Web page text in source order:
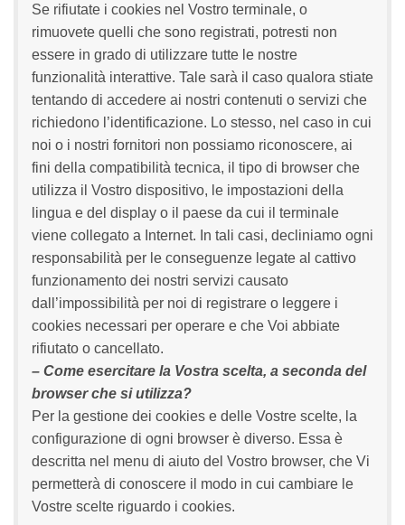
Se rifiutate i cookies nel Vostro terminale, o
rimuovete quelli che sono registrati, potresti non
essere in grado di utilizzare tutte le nostre
funzionalità interattive. Tale sarà il caso qualora stiate
tentando di accedere ai nostri contenuti o servizi che
richiedono l’identificazione. Lo stesso, nel caso in cui
noi o i nostri fornitori non possiamo riconoscere, ai
fini della compatibilità tecnica, il tipo di browser che
utilizza il Vostro dispositivo, le impostazioni della
lingua e del display o il paese da cui il terminale
viene collegato a Internet. In tali casi, decliniamo ogni
responsabilità per le conseguenze legate al cattivo
funzionamento dei nostri servizi causato
dall’impossibilità per noi di registrare o leggere i
cookies necessari per operare e che Voi abbiate
rifiutato o cancellato.
– Come esercitare la Vostra scelta, a seconda del
browser che si utilizza?
Per la gestione dei cookies e delle Vostre scelte, la
configurazione di ogni browser è diverso. Essa è
descritta nel menu di aiuto del Vostro browser, che Vi
permetterà di conoscere il modo in cui cambiare le
Vostre scelte riguardo i cookies.